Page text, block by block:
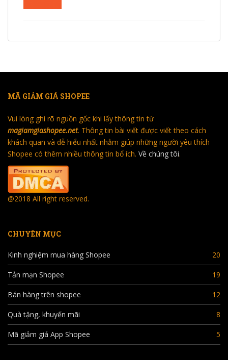
MÃ GIẢM GIÁ SHOPEE
Vui lòng ghi rõ nguồn gốc khi lấy thông tin từ
magiamgiashopee.net. Thông tin bài viết được viết theo cách
khách quan và dễ hiểu nhất nhằm giúp những người yêu thích
Shopee có thêm nhiều thông tin bổ ích. Về chúng tôi.
@2018 All right reserved.
CHUYÊN MỤC
Kinh nghiệm mua hàng Shopee 20
Tản mạn Shopee 19
Bán hàng trên shopee 12
Quà tặng, khuyến mãi 8
Mã giảm giá App Shopee 5